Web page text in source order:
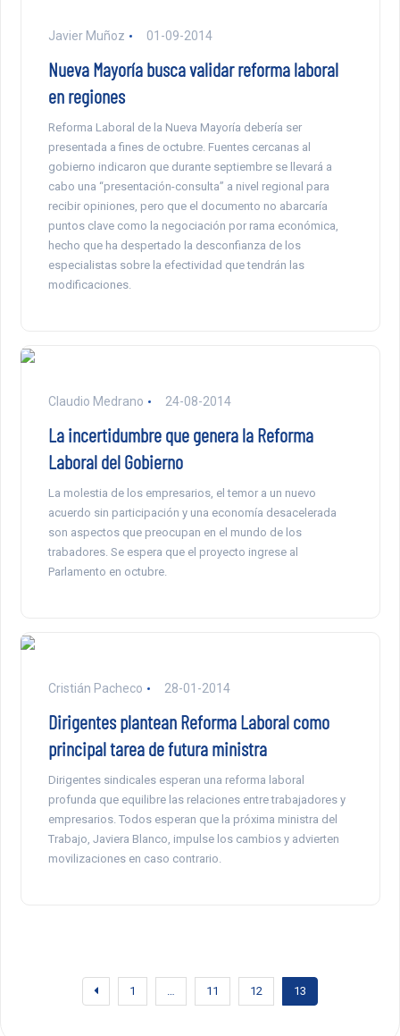
Javier Muñoz 01-09-2014
Nueva Mayoría busca validar reforma laboral
en regiones
Reforma Laboral de la Nueva Mayoría debería ser
presentada a fines de octubre. Fuentes cercanas al
gobierno indicaron que durante septiembre se llevará a
cabo una “presentación-consulta” a nivel regional para
recibir opiniones, pero que el documento no abarcaría
puntos clave como la negociación por rama económica,
hecho que ha despertado la desconfianza de los
especialistas sobre la efectividad que tendrán las
modificaciones.
Claudio Medrano 24-08-2014
La incertidumbre que genera la Reforma
Laboral del Gobierno
La molestia de los empresarios, el temor a un nuevo
acuerdo sin participación y una economía desacelerada
son aspectos que preocupan en el mundo de los
trabadores. Se espera que el proyecto ingrese al
Parlamento en octubre.
Cristián Pacheco 28-01-2014
Dirigentes plantean Reforma Laboral como
principal tarea de futura ministra
Dirigentes sindicales esperan una reforma laboral
profunda que equilibre las relaciones entre trabajadores y
empresarios. Todos esperan que la próxima ministra del
Trabajo, Javiera Blanco, impulse los cambios y advierten
movilizaciones en caso contrario.
1 … 11 12 13